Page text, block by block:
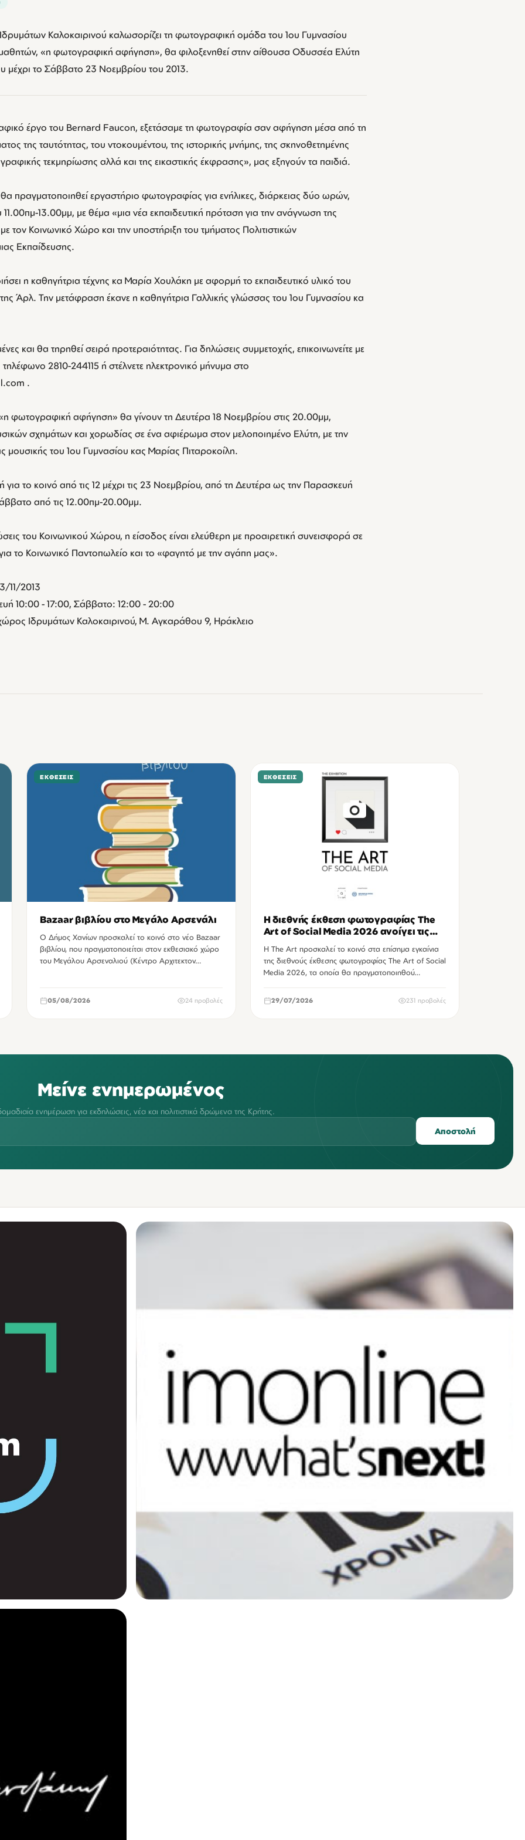
Καλοκαιρινού καλωσορίζει τη φωτογραφική ομάδα του 1ου Γυμνασίου
«η φωτογραφική αφήγηση», θα φιλοξενηθεί στην αίθουσα Οδυσσέα Ελύτη
μέχρι το Σάββατο 23 Νοεμβρίου του 2013.
έργο του Bernard Faucon, εξετάσαμε τη φωτογραφία σαν αφήγηση μέσα από τη
της ταυτότητας, του ντοκουμέντου, της ιστορικής μνήμης, της σκηνοθετημένης
τεκμηρίωσης αλλά και της εικαστικής έκφρασης», μας εξηγούν τα παιδιά.
πραγματοποιηθεί εργαστήριο φωτογραφίας για ενήλικες, διάρκειας δύο ωρών,
11.00πμ-13.00μμ, με θέμα «μια νέα εκπαιδευτική πρόταση για την ανάγνωση της
τον Κοινωνικό Χώρο και την υποστήριξη του τμήματος Πολιτιστικών
Εκπαίδευσης.
η καθηγήτρια τέχνης κα Μαρία Χουλάκη με αφορμή το εκπαιδευτικό υλικό του
Άρλ. Την μετάφραση έκανε η καθηγήτρια Γαλλικής γλώσσας του 1ου Γυμνασίου κα
και θα τηρηθεί σειρά προτεραιότητας. Για δηλώσεις συμμετοχής, επικοινωνείτε με
2810-244115 ή στέλνετε ηλεκτρονικό μήνυμα στο
.
«η φωτογραφική αφήγηση» θα γίνουν τη Δευτέρα 18 Νοεμβρίου στις 20.00μμ,
σχημάτων και χορωδίας σε ένα αφιέρωμα στον μελοποιημένο Ελύτη, με την
μουσικής του 1ου Γυμνασίου κας Μαρίας Πιταροκοίλη.
για το κοινό από τις 12 μέχρι τις 23 Νοεμβρίου, από τη Δευτέρα ως την Παρασκευή
από τις 12.00πμ-20.00μμ.
του Κοινωνικού Χώρου, η είσοδος είναι ελεύθερη με προαιρετική συνεισφορά σε
το Κοινωνικό Παντοπωλείο και το «φαγητό με την αγάπη μας».
11/2013
10:00 - 17:00, Σάββατο: 12:00 - 20:00
Ιδρυμάτων Καλοκαιρινού, Μ. Αγκαράθου 9, Ηράκλειο
ΕΚΘΈΣΕΙΣ
Bazaar βιβλίου στο Μεγάλο Αρσενάλι
Ο Δήμος Χανίων προσκαλεί το κοινό στο νέο Bazaar
βιβλίου, που πραγματοποιείται στον εκθεσιακό χώρο
του Μεγάλου Αρσεναλιού (Κέντρο Αρχιτεκτον…
05/08/2026 24 προβολές
ΕΚΘΈΣΕΙΣ
Η διεθνής έκθεση φωτογραφίας The
Art of Social Media 2026 ανοίγει τις
πύλες της στο Ηράκλειο
Η The Art προσκαλεί το κοινό στα επίσημα εγκαίνια
της διεθνούς έκθεσης φωτογραφίας The Art of Social
Media 2026, τα οποία θα πραγματοποιηθού…
29/07/2026 231 προβολές
Μείνε ενημερωμένος
ενημέρωση για εκδηλώσεις, νέα και πολιτιστικά δρώμενα της Κρήτης.
Αποστολή